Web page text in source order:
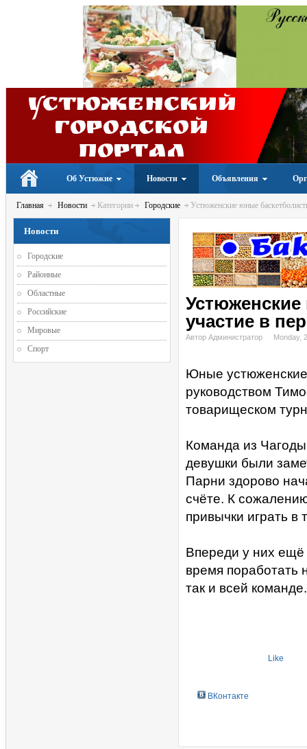
Устюженский
Городской
портал
Об Устюжне Новости Объявления
Главная Новости Категории Городские Устюженские юные
участие в
Автор Администратор Monday,
Юные устюженские
руководством
товарищеском
Команда из
девушки были
Парни здорово
счёте. К
привычки играть в
Впереди у них ещё
время поработать
так и всей команде.
Like
ВКонтакте
Новости
Городские
Районные
Областные
Российские
Мировые
Спорт